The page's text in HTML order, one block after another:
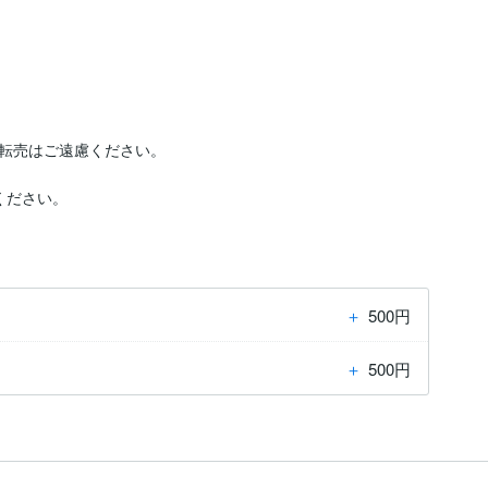
はご遠慮ください。
さい。
＋ 500円
＋ 500円